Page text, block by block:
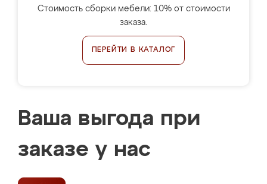
Стоимость сборки мебели: 10% от стоимости
заказа.
ПЕРЕЙТИ В КАТАЛОГ
Ваша выгода при
заказе у нас